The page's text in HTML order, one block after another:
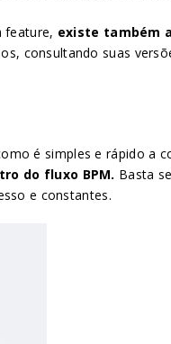
feature, existe também
consultando suas
é simples e rápido a
do fluxo BPM. Basta
e constantes.